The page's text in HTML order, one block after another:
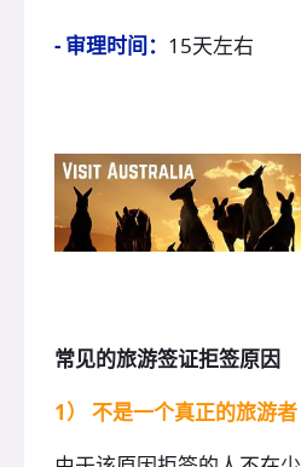
- 审理时间： 15天左右
常见的旅游签证拒签原因
1） 不是一个真正的旅游者